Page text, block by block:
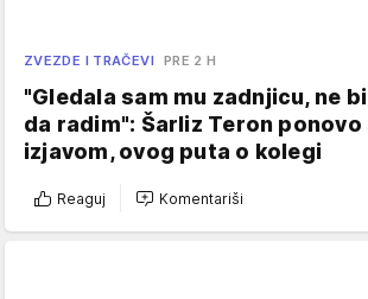
ZVEZDE I TRAČEVI PRE 2 H
"Gledala sam mu zadnjicu, ne
da radim": Šarliz Teron
izjavom, ovog puta o kolegi
Reaguj Komentariši